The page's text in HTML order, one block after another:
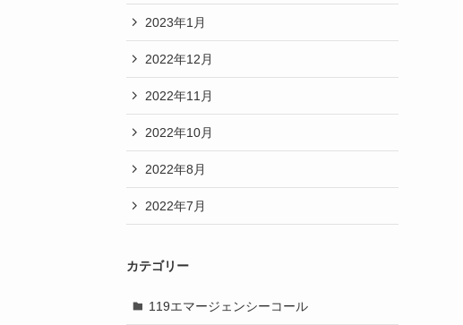
2023年1月
2022年12月
2022年11月
2022年10月
2022年8月
2022年7月
カテゴリー
119エマージェンシーコール